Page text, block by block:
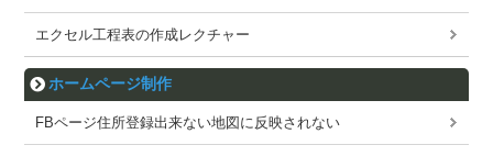
エクセル工程表の作成レクチャー
ホームページ制作
FBページ住所登録出来ない地図に反映されない